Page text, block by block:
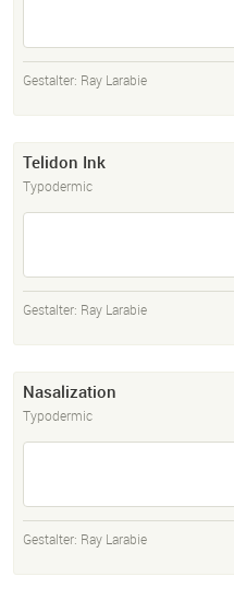
Gestalter: Ray Larabie
Telidon Ink
Typodermic
Gestalter: Ray Larabie
Nasalization
Typodermic
Gestalter: Ray Larabie